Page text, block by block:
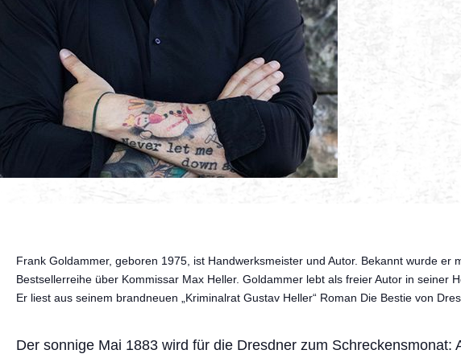
Frank Goldammer, geboren 1975, ist Handwerksmeister und Autor. Bekannt wurde er
Bestsellerreihe über Kommissar Max Heller. Goldammer lebt als freier Autor in seiner
Er liest aus seinem brandneuen „Kriminalrat Gustav Heller“ Roman Die Bestie von
Der sonnige Mai 1883 wird für die Dresdner zum Schreckensmonat: